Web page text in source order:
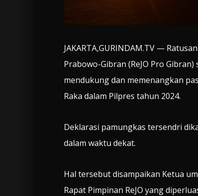
JAKARTA,GURINDAM.TV —
Prabowo-Gibran (ReJO Pro
mendukung dan memenangkan
Raka dalam Pilpres tahun 2024.
Deklarasi pamungkas tersendri
dalam waktu dekat.
Hal tersebut disampaikan Ketua
Rapat Pimpinan ReJO yang